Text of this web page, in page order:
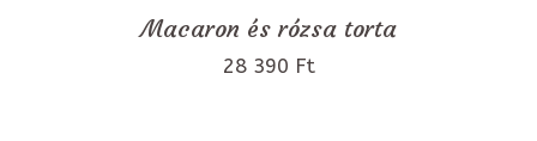
Macaron és rózsa torta
28 390 Ft